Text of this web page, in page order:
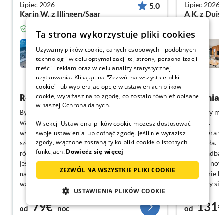
Lipiec 2026
Karin W. z Illingen/Saar
5.0
Holland House de Garnekuul
10
Callantsoog
Pokaż Niemiecki
Relaksujący urlop
Byłem już ósmy raz w tym pięknym domku
wakacyjnym ?. Jest wszystko, co potrzebne,
wygodne łóżka i urządzone z dużą dbałością o
szczegóły. Mały, niedostrzegalny ogród jest
również idealny dla mojego psa. Pani Köster
jest wspaniałą gospodynią i zawsze dostępna
na pytania. Dzięki świetnej lokalizacji domku
wakacyjnego wszystko jest w zasięgu pieszym:
plaża/restauracja/sklepy. Już zarezerwowałem
na następne lato ?
od 79€ noc
Lipiec 2026
A K. z
Mieliśmy
wakacje.
Atmosfera
wspaniała.
Super
Świetne
Czuliśmy
Super
od
Ta strona wykorzystuje pliki cookies
Używamy plików cookie, danych osobowych i podobnych
technologii w celu optymalizacji tej strony, personalizacji
treści i reklam oraz w celu analizy statystycznej
użytkowania. Klikając na "Zezwól na wszystkie pliki
cookie" lub wybierając opcję w ustawieniach plików
cookie, wyrażasz na to zgodę, co zostało również opisane
w naszej Ochrona danych.
W sekcji Ustawienia plików cookie możesz dostosować
swoje ustawienia lub cofnąć zgodę. Jeśli nie wyrazisz
zgody, włączone zostaną tylko pliki cookie o istotnych
funkcjach. Dowiedz się więcej
ZEZWÓL NA WSZYSTKIE PLIKI COOKIE
USTAWIENIA PLIKÓW COOKIE